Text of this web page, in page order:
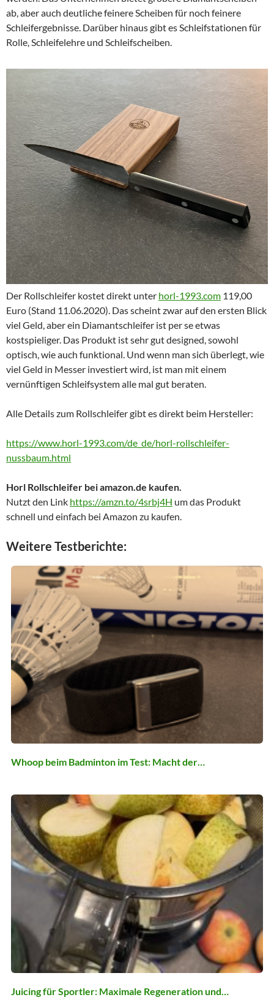
ab, aber auch deutliche feinere Scheiben für noch feinere
Schleifergebnisse. Darüber hinaus gibt es Schleifstationen für
Rolle, Schleifelehre und Schleifscheiben.
Der Rollschleifer kostet direkt unter horl-1993.com 119,00
Euro (Stand 11.06.2020). Das scheint zwar auf den ersten Blick
viel Geld, aber ein Diamantschleifer ist per se etwas
kostspieliger. Das Produkt ist sehr gut designed, sowohl
optisch, wie auch funktional. Und wenn man sich überlegt, wie
viel Geld in Messer investiert wird, ist man mit einem
vernünftigen Schleifsystem alle mal gut beraten.
Alle Details zum Rollschleifer gibt es direkt beim Hersteller:
https://www.horl-1993.com/de_de/horl-rollschleifer-
nussbaum.html
Horl Rollschleifer bei amazon.de kaufen.
Nutzt den Link https://amzn.to/4srbj4H um das Produkt
schnell und einfach bei Amazon zu kaufen.
Weitere Testberichte:
Whoop beim Badminton im Test: Macht der…
Juicing für Sportler: Maximale Regeneration und…